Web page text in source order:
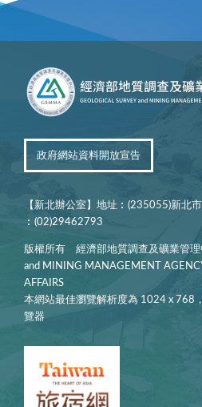
政府網站資料開放宣告
【新北辦公室】地址︰(235055)新北
︰(02)29462793
版權所有 經濟部地質調查及礦業管理
and MINING MANAGEMENT
AFFAIRS
本網站最佳瀏覽解析度為 1024 x 768
覽器